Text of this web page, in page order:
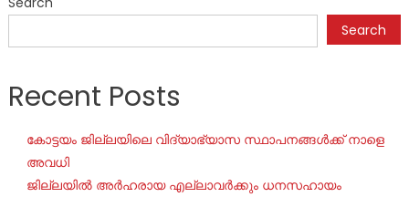
Search
Recent Posts
കോട്ടയം ജില്ലയിലെ വിദ്യാഭ്യാസ സ്ഥാപനങ്ങൾക്ക് നാളെ
അവധി
ജില്ലയില്‍ അര്‍ഹരായ എല്ലാവര്‍ക്കും ധനസഹായം